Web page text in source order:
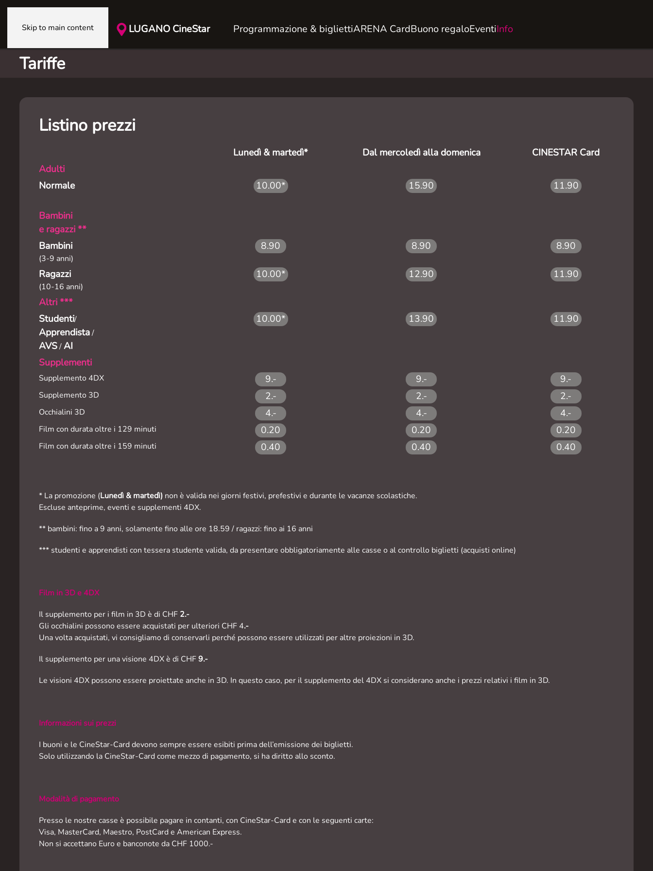
Skip to main content LUGANO CineStar Programmazione & bigliettiARENA CardBuono regaloEventiInfo
Tariffe
Listino prezzi
Lunedì & martedì* Dal mercoledì alla domenica
CINESTAR Card
Adulti
Normale
10.00* 15.90 11.90
Bambini
e ragazzi **
Bambini
(3-9 anni)
8.90 8.90 8.90
Ragazzi
(10-16 anni)
10.00* 12.90 11.90
Altri ***
Studenti/
Apprendista/
AVS/AI
10.00* 13.90 11.90
Supplementi
Supplemento 4DX 9.- 9.- 9.-
Supplemento 3D 2.- 2.- 2.-
Occhialini 3D 4.- 4.- 4.-
Film con durata oltre i 129 minuti 0.20 0.20 0.20
Film con durata oltre i 159 minuti 0.40 0.40 0.40
* La promozione (Lunedì & martedì) non è valida nei giorni festivi, prefestivi e durante le vacanze scolastiche.
Escluse anteprime, eventi e supplementi 4DX.
** bambini: fino a 9 anni, solamente fino alle ore 18.59 / ragazzi: fino ai 16 anni
*** studenti e apprendisti con tessera studente valida, da presentare obbligatoriamente alle casse o al controllo biglietti (acquisti online)
Film in 3D e 4DX
Il supplemento per i film in 3D è di CHF 2.-
Gli occhialini possono essere acquistati per ulteriori CHF 4.-
Una volta acquistati, vi consigliamo di conservarli perché possono essere utilizzati per altre proiezioni in 3D.
Il supplemento per una visione 4DX è di CHF9.-
Le visioni 4DX possono essere proiettate anche in 3D. In questo caso, per il supplemento del 4DX si considerano anche i prezzi relativi i film in 3D.
Informazioni sui prezzi
I buoni e le CineStar-Card devono sempre essere esibiti prima dell’emissione dei biglietti.
Solo utilizzando la CineStar-Card come mezzo di pagamento, si ha diritto allo sconto.
Modalità di pagamento
Presso le nostre casse è possibile pagare in contanti, con CineStar-Card e con le seguenti carte:
Visa, MasterCard, Maestro, PostCard e American Express.
Non si accettano Euro e banconote da CHF 1000.-